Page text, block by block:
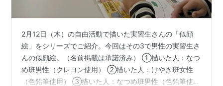
2月12日（木）の自由活動で描いた実習生さんの「似顔
絵」をシリーズでご紹介。今回はその3で男性の実習生さ
んの似顔絵。（名前掲載は承諾済み） ①描いた人：なつ
め班男性（クレヨン使用） ②描いた人：けやき班女性
（色鉛筆使用） ③描いた人：なつめ班男性（色鉛筆使